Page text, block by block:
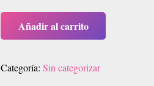
Añadir al carrito
Categoría: Sin categorizar